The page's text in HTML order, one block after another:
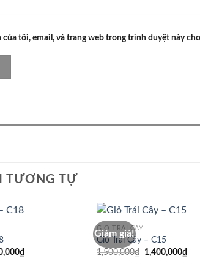
của tôi, email, và trang web trong trình duyệt này
TƯƠNG TỰ
₫
Giảm giá!
GIỎ TRÁI CÂY
Giỏ Trái Cây – C15
1,500,000₫ Giá
1,400,000₫